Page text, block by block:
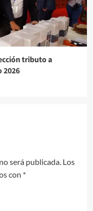
tributo a
2026
será publicada. Los
con *